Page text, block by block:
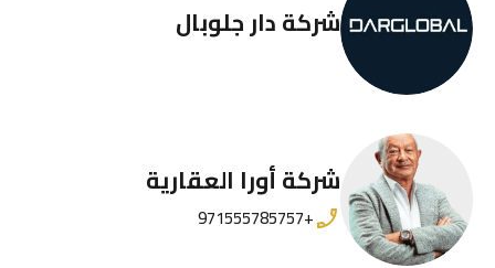
شركة دار جلوبال
شركة أورا العقارية
+971555785757